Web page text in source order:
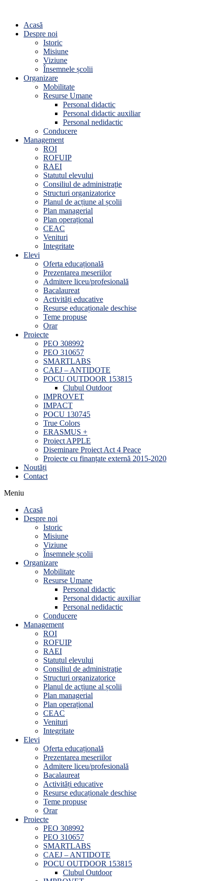
Acasă
Despre noi
Istoric
Misiune
Viziune
Însemnele școlii
Organizare
Mobilitate
Resurse Umane
Personal didactic
Personal didactic auxiliar
Personal nedidactic
Conducere
Management
ROI
ROFUIP
RAEI
Statutul elevului
Consiliul de administraţie
Structuri organizatorice
Planul de acțiune al școlii
Plan managerial
Plan operațional
CEAC
Venituri
Integritate
Elevi
Oferta educațională
Prezentarea meseriilor
Admitere liceu/profesională
Bacalaureat
Activități educative
Resurse educaționale deschise
Teme propuse
Orar
Proiecte
PEO 308992
PEO 310657
SMARTLABS
CAEJ – ANTIDOTE
POCU OUTDOOR 153815
Clubul Outdoor
IMPROVET
IMPACT
POCU 130745
True Colors
ERASMUS +
Proiect APPLE
Diseminare Proiect Act 4 Peace
Proiecte cu finanțate externă 2015-2020
Noutăți
Contact
Meniu
Acasă
Despre noi
Istoric
Misiune
Viziune
Însemnele școlii
Organizare
Mobilitate
Resurse Umane
Personal didactic
Personal didactic auxiliar
Personal nedidactic
Conducere
Management
ROI
ROFUIP
RAEI
Statutul elevului
Consiliul de administraţie
Structuri organizatorice
Planul de acțiune al școlii
Plan managerial
Plan operațional
CEAC
Venituri
Integritate
Elevi
Oferta educațională
Prezentarea meseriilor
Admitere liceu/profesională
Bacalaureat
Activități educative
Resurse educaționale deschise
Teme propuse
Orar
Proiecte
PEO 308992
PEO 310657
SMARTLABS
CAEJ – ANTIDOTE
POCU OUTDOOR 153815
Clubul Outdoor